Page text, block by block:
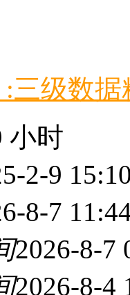
:三级数据
小时
2-9
8-7
2026-8-7
2026-8-4